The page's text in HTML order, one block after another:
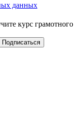
данных
курс грамотного